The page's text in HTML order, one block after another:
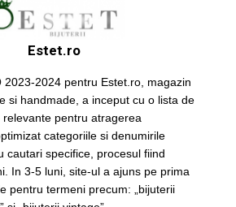
Estet.ro
2023-2024 pentru Estet.ro, magazin
si handmade, a inceput cu o lista de
pentru atragerea
categoriile si denumirile
cautari specifice, procesul fiind
In 3-5 luni, site-ul a ajuns pe prima
pentru termeni precum: „bijuterii